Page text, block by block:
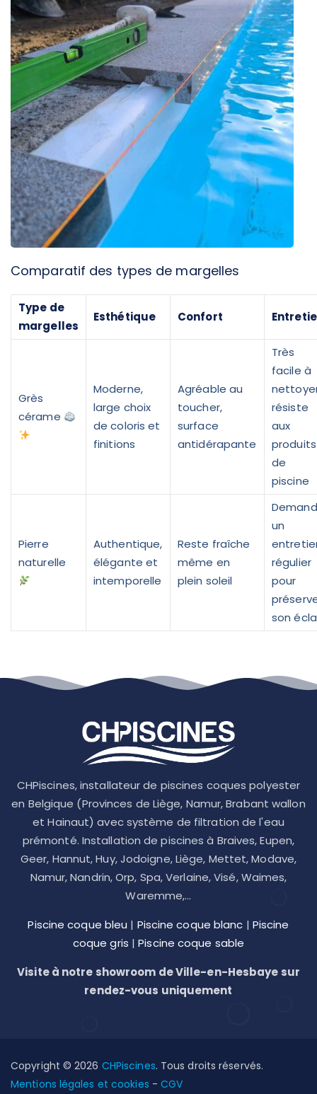
Comparatif des types de margelles
Type de
margelles
Esthétique Confort
Grès
cérame
Moderne,
large choix
de coloris et
finitions
Agréable au
toucher,
surface
antidérapante
Très
facile à
résiste
aux
produits
de
piscine
Pierre
naturelle
Authentique,
élégante et
intemporelle
Reste fraîche
même en
plein soleil
un
régulier
pour
son
CHPiscines, installateur de piscines coques polyester
en Belgique (Provinces de Liège, Namur, Brabant wallon
et Hainaut) avec système de filtration de l'eau
prémonté. Installation de piscines à Braives, Eupen,
Geer, Hannut, Huy, Jodoigne, Liège, Mettet, Modave,
Namur, Nandrin, Orp, Spa, Verlaine, Visé, Waimes,
Waremme,...
Piscine coque bleu | Piscine coque blanc | Piscine
coque gris |Piscine coque sable
Visite à notre showroom de Ville-en-Hesbaye sur
rendez-vous uniquement
Copyright © 2026 CHPiscines. Tous droits réservés.
Mentions légales et cookies -CGV